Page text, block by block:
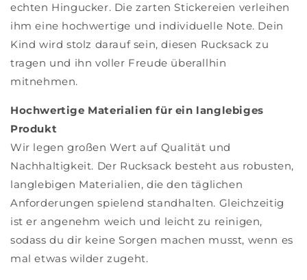
echten Hingucker. Die zarten Stickereien verleihen
ihm eine hochwertige und individuelle Note. Dein
Kind wird stolz darauf sein, diesen Rucksack zu
tragen und ihn voller Freude überallhin
mitnehmen.
Hochwertige Materialien für ein langlebiges
Produkt
Wir legen großen Wert auf Qualität und
Nachhaltigkeit. Der Rucksack besteht aus robusten,
langlebigen Materialien, die den täglichen
Anforderungen spielend standhalten. Gleichzeitig
ist er angenehm weich und leicht zu reinigen,
sodass du dir keine Sorgen machen musst, wenn es
mal etwas wilder zugeht.